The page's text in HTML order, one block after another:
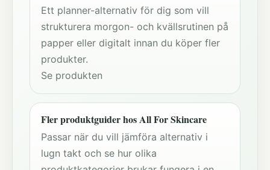
Ett planner-alternativ för dig som vill
strukturera morgon- och kvällsrutinen på
papper eller digitalt innan du köper fler
produkter.
Se produkten
Fler produktguider hos All For Skincare
Passar när du vill jämföra alternativ i
lugn takt och se hur olika